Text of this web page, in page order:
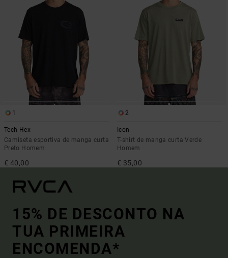
1
Tech Hex
Camiseta esportiva de manga curta
Preto Homem
€ 40,00
2
Icon
T-shirt de manga curta Verde
Homem
€ 35,00
15% DE DESCONTO NA
TUA PRIMEIRA
ENCOMENDA*